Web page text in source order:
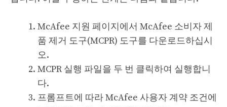
McAfee 지원 페이지에서 McAfee 소비자 제
품 제거 도구(MCPR) 도구를 다운로드하십시
오.
MCPR 실행 파일을 두 번 클릭하여 실행합니
다.
프롬프트에 따라 McAfee 사용자 계약 조건에